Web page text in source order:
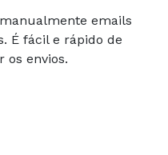
emails
É fácil e rápido de
os envios.